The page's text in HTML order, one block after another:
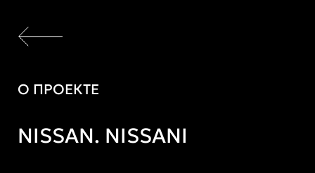
О ПРОЕКТЕ
NISSAN. NISSANI